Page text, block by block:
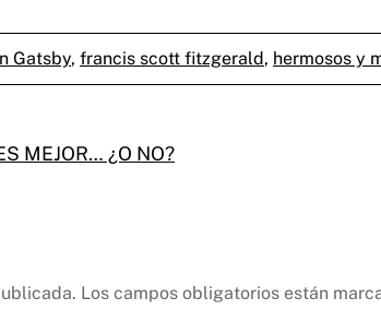
Gatsby, francis scott fitzgerald, hermosos y
MEJOR… ¿O NO?
Los campos obligatorios están